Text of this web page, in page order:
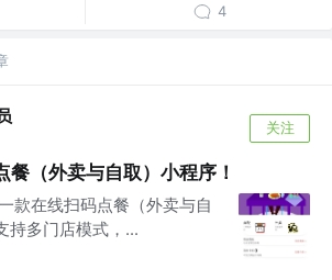
4
关注
餐（外卖与自取）小程序！
在线扫码点餐（外卖与自
持多门店模式，...